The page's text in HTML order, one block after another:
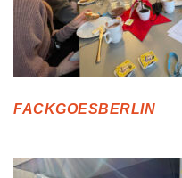
FACKGOESBERLIN